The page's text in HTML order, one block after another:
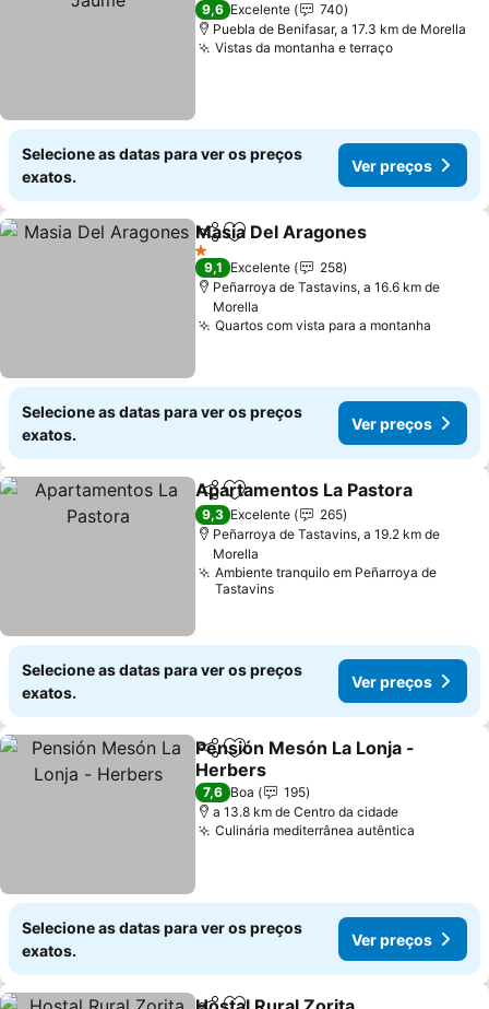
9,6 Excelente
740
Puebla de Benifasar, a 17.3 km de Morella
Vistas da montanha e terraço
Selecione as datas para ver os preços
exatos.
Ver preços
PartilharAdicionar aos favoritos
Masia Del Aragones
1 Estrelas
9,1 Excelente
258
Peñarroya de Tastavins, a 16.6 km de
Morella
Quartos com vista para a montanha
Selecione as datas para ver os preços
exatos.
Ver preços
PartilharAdicionar aos favoritos
Apartamentos La Pastora
9,3 Excelente
265
Peñarroya de Tastavins, a 19.2 km de
Morella
Ambiente tranquilo em Peñarroya de
Tastavins
Selecione as datas para ver os preços
exatos.
Ver preços
PartilharAdicionar aos favoritos
Pensión Mesón La Lonja -
Herbers
7,6 Boa
195
a 13.8 km de Centro da cidade
Culinária mediterrânea autêntica
Selecione as datas para ver os preços
exatos.
Ver preços